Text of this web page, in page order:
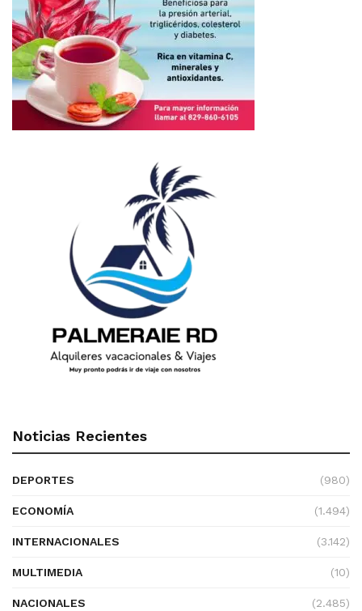
Noticias Recientes
DEPORTES (980)
ECONOMÍA (1.494)
INTERNACIONALES (3.142)
MULTIMEDIA (10)
NACIONALES (2.485)